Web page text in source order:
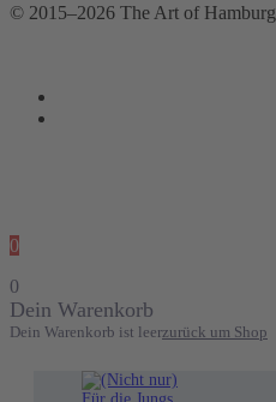
© 2015–2026 The Art of Hamburg
0
0
Dein Warenkorb
Dein Warenkorb ist leerzurück um Shop